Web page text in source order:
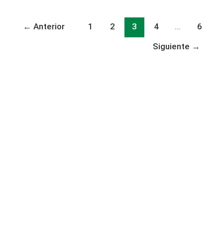
← Anterior 1 2 3 4 …
6
Siguiente →